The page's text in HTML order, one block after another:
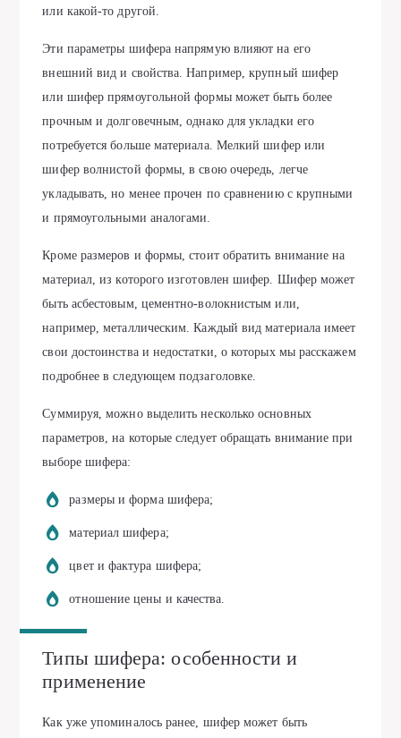
или какой-то другой.
Эти параметры шифера напрямую влияют на его
внешний вид и свойства. Например, крупный шифер
или шифер прямоугольной формы может быть более
прочным и долговечным, однако для укладки его
потребуется больше материала. Мелкий шифер или
шифер волнистой формы, в свою очередь, легче
укладывать, но менее прочен по сравнению с крупными
и прямоугольными аналогами.
Кроме размеров и формы, стоит обратить внимание на
материал, из которого изготовлен шифер. Шифер может
быть асбестовым, цементно-волокнистым или,
например, металлическим. Каждый вид материала имеет
свои достоинства и недостатки, о которых мы расскажем
подробнее в следующем подзаголовке.
Суммируя, можно выделить несколько основных
параметров, на которые следует обращать внимание при
выборе шифера:
размеры и форма шифера;
материал шифера;
цвет и фактура шифера;
отношение цены и качества.
Типы шифера: особенности и
применение
Как уже упоминалось ранее, шифер может быть